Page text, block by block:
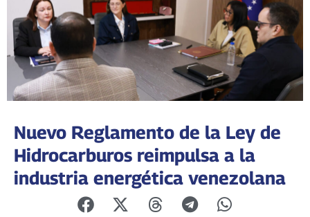
Nuevo Reglamento de la Ley de
Hidrocarburos reimpulsa a la
industria energética venezolana